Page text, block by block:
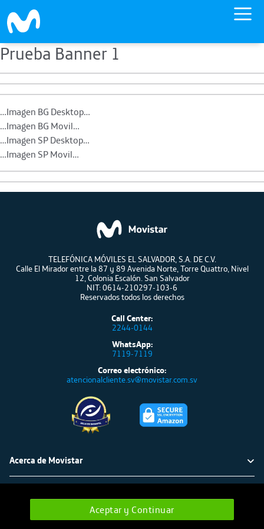
Skip to main content
Prueba Banner 1
…Imagen BG Desktop…
…Imagen BG Movil…
…Imagen SP Desktop…
…Imagen SP Movil…
TELEFÓNICA MÓVILES EL SALVADOR, S.A. DE C.V.
Calle El Mirador entre la 87 y 89 Avenida Norte, Torre Quattro, Nivel
12, Colonia Escalón. San Salvador
NIT: 0614-210297-103-6
Reservados todos los derechos
Call Center:
2244-0144
WhatsApp:
7119-7119
Correo electrónico:
atencionalcliente.sv@movistar.com.sv
Acerca de Movistar
Atención al cliente
Aceptar y Continuar